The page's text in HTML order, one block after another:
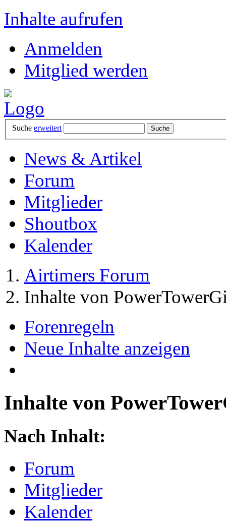
Inhalte aufrufen
Anmelden
Mitglied werden
Suche erweitert
News & Artikel
Forum
Mitglieder
Shoutbox
Kalender
Airtimers Forum
Inhalte von
Forenregeln
Neue Inhalte anzeigen
Inhalte von
Nach Inhalt:
Forum
Mitglieder
Kalender